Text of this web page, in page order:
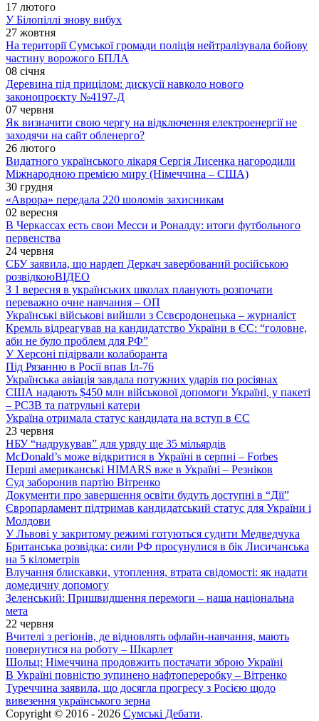
17 лютого
У Білопіллі знову вибух
27 жовтня
На території Сумської громади поліція нейтралізувала бойову
частину ворожого БПЛА
08 січня
Деревина під прицілом: дискусії навколо нового
законопроєкту №4197-Д
07 червня
Як визначити свою чергу на відключення електроенергії не
заходячи на сайт обленерго?
26 лютого
Видатного українського лікаря Сергія Лисенка нагородили
Міжнародною премією миру (Німеччина – США)
30 грудня
«Аврора» передала 220 шоломів захисникам
02 вересня
В Черкассах есть свои Месси и Роналду: итоги футбольного
первенства
24 червня
СБУ заявила, що нардеп Деркач завербований російською
розвідкоюВІДЕО
З 1 вересня в українських школах планують розпочати
переважно очне навчання – ОП
Українські військові вийшли з Сєвєродонецька – журналіст
Кремль відреагував на кандидатство України в ЄС: “головне,
аби не було проблем для РФ”
У Херсоні підірвали колаборанта
Під Рязанню в Росії впав Іл-76
Українська авіація завдала потужних ударів по росіянах
США надають $450 млн військової допомоги Україні, у пакеті
– РСЗВ та патрульні катери
Україна отримала статус кандидата на вступ в ЄС
23 червня
НБУ “надрукував” для уряду ще 35 мільярдів
McDonald’s може відкритися в Україні в серпні – Forbes
Перші американські HIMARS вже в Україні – Резніков
Суд заборонив партію Вітренко
Документи про завершення освіти будуть доступні в “Дії”
Європарламент підтримав кандидатський статус для України і
Молдови
У Львові у закритому режимі готуються судити Медведчука
Британська розвідка: сили РФ просунулися в бік Лисичанська
на 5 кілометрів
Влучання блискавки, утоплення, втрата свідомості: як надати
домедичну допомогу
Зеленський: Пришвидшення перемоги – наша національна
мета
22 червня
Вчителі з регіонів, де відновлять офлайн-навчання, мають
повернутися на роботу – Шкарлет
Шольц: Німеччина продовжить постачати зброю Україні
В Україні повністю зупинено нафтопереробку – Вітренко
Туреччина заявила, що досягла прогресу з Росією щодо
вивезення українського зерна
Copyright © 2016 - 2026 Сумські Дебати.